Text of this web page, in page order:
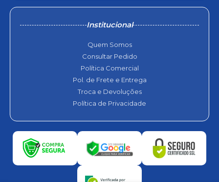
Institucional
Quem Somos
Consultar Pedido
Política Comercial
Pol. de Frete e Entrega
Troca e Devoluções
Política de Privacidade